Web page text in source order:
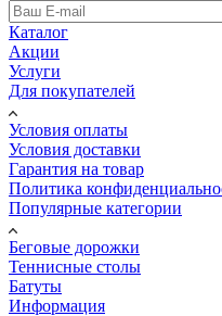
Каталог
Акции
Услуги
Для покупателей
Условия оплаты
Условия доставки
Гарантия на товар
Политика
Популярные категории
Беговые дорожки
Теннисные столы
Батуты
Информация